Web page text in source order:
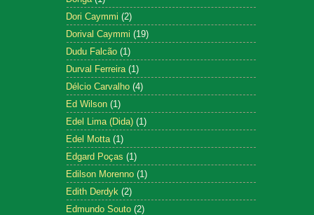
Dori Caymmi (2)
Dorival Caymmi (19)
Dudu Falcão (1)
Durval Ferreira (1)
Délcio Carvalho (4)
Ed Wilson (1)
Edel Lima (Dida) (1)
Edel Motta (1)
Edgard Poças (1)
Edilson Morenno (1)
Edith Derdyk (2)
Edmundo Souto (2)